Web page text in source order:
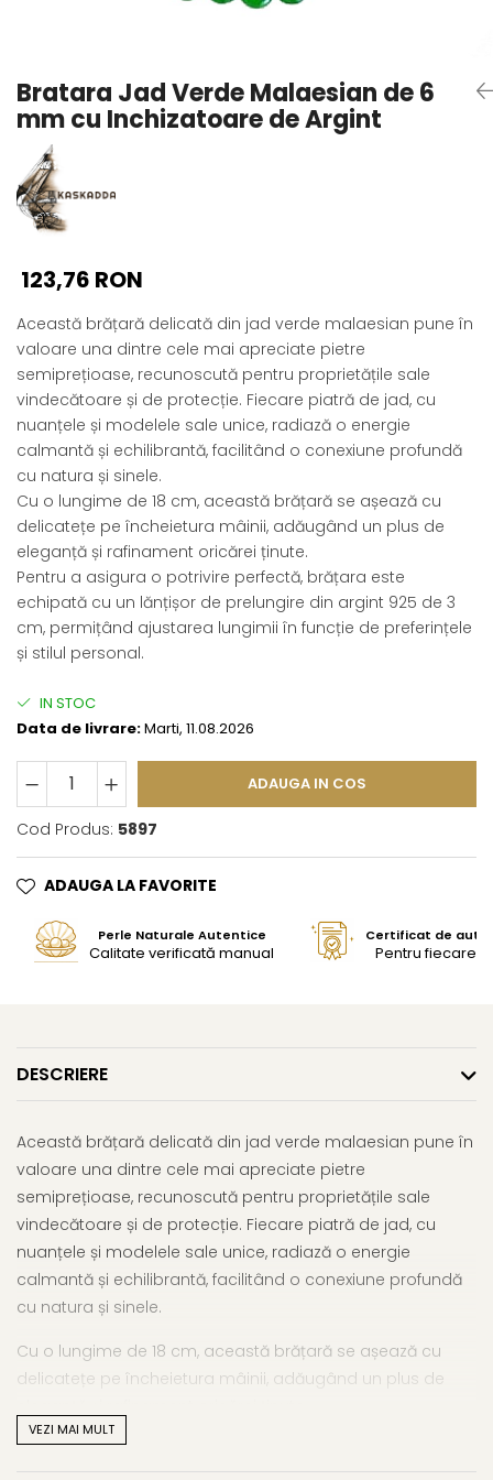
Pandantive cu Perle
Brose cu Perle
Bratara Jad Verde Malaesian de 6
mm cu Inchizatoare de Argint
123,76 RON
Această brățară delicată din jad verde malaesian pune în
valoare una dintre cele mai apreciate pietre
semiprețioase, recunoscută pentru proprietățile sale
vindecătoare și de protecție. Fiecare piatră de jad, cu
nuanțele și modelele sale unice, radiază o energie
calmantă și echilibrantă, facilitând o conexiune profundă
cu natura și sinele.
Cu o lungime de 18 cm, această brățară se așează cu
delicatețe pe încheietura mâinii, adăugând un plus de
eleganță și rafinament oricărei ținute.
Pentru a asigura o potrivire perfectă, brățara este
echipată cu un lănțișor de prelungire din argint 925 de 3
cm, permițând ajustarea lungimii în funcție de preferințele
și stilul personal.
IN STOC
Data de livrare:Marti, 11.08.2026
ADAUGA IN COS
Cod Produs: 5897
ADAUGA LA FAVORITE
Perle Naturale Autentice
Calitate verificată manual
Certificat de
Pentru fiecare
DESCRIERE
Această brățară delicată din jad verde malaesian pune în
valoare una dintre cele mai apreciate pietre
semiprețioase, recunoscută pentru proprietățile sale
vindecătoare și de protecție. Fiecare piatră de jad, cu
nuanțele și modelele sale unice, radiază o energie
calmantă și echilibrantă, facilitând o conexiune profundă
cu natura și sinele.
Cu o lungime de 18 cm, această brățară se așează cu
delicatețe pe încheietura mâinii, adăugând un plus de
Pentru a asigura o potrivire perfectă, brățara este
VEZI MAI MULT